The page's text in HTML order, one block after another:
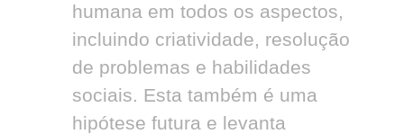
humana em todos os aspectos,
incluindo criatividade, resolução
de problemas e habilidades
sociais. Esta também é uma
hipótese futura e levanta